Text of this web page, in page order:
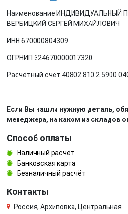
Volvo
Наименование ИНДИВИДУАЛЬНЫЙ
ВЕРБИЦКИЙ СЕРГЕЙ МИХАЙЛОВИЧ
ИНН 670000804309
ОГРНИП 324670000017320
Расчётный счёт 40802 810 2 5900
Если Вы нашли нужную деталь,
менеджера, на каком из складов
Способ оплаты
Наличный расчёт
Банковская карта
Безналичный расчёт
Контакты
Россия, Архиповка, Центральная